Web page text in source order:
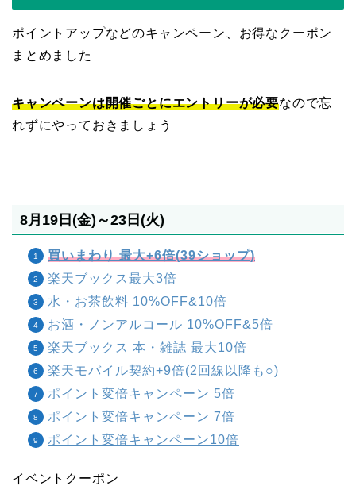
ポイントアップなどのキャンペーン、お得なクーポン
まとめました
キャンペーンは開催ごとにエントリーが必要なので忘
れずにやっておきましょう
8月19日(金)～23日(火)
買いまわり 最大+6倍(39ショップ)
楽天ブックス最大3倍
水・お茶飲料 10%OFF&10倍
お酒・ノンアルコール 10%OFF&5倍
楽天ブックス 本・雑誌 最大10倍
楽天モバイル契約+9倍(2回線以降も○)
ポイント変倍キャンペーン 5倍
ポイント変倍キャンペーン 7倍
ポイント変倍キャンペーン10倍
イベントクーポン